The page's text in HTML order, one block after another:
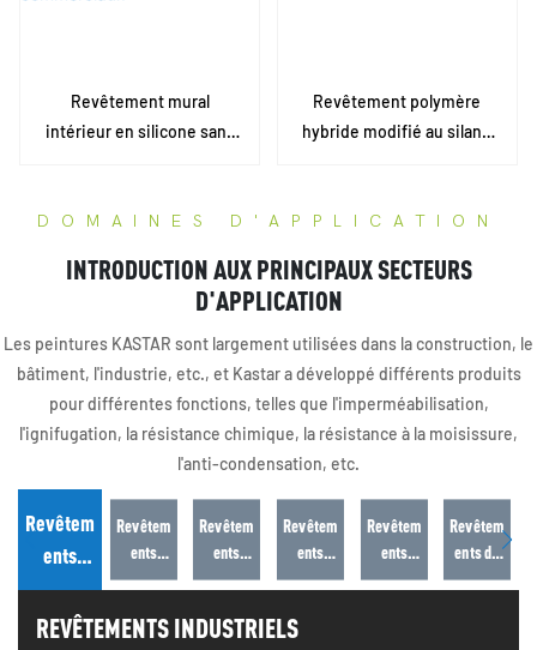
Revêtement mural
intérieur en silicone sans
écologique et facile à
hôpitaux et espaces
Revêtement polymère
hybride modifié au silane
toitures
DOMAINES D'APPLICATION
INTRODUCTION AUX PRINCIPAUX SECTEURS
D'APPLICATION
Les peintures KASTAR sont largement utilisées dans la construction, le
bâtiment, l'industrie, etc., et Kastar a développé différents produits
pour différentes fonctions, telles que l'imperméabilisation,
l'ignifugation, la résistance chimique, la résistance à la moisissure,
l'anti-condensation, etc.
Revêtem
ents
industrie
ls
Revêtem
ents
résidenti
Revêtem
ents
architect
Revêtem
ents
automob
Revêtem
ents
marins
Revêtem
ents de
sous-sol
REVÊTEMENTS INDUSTRIELS